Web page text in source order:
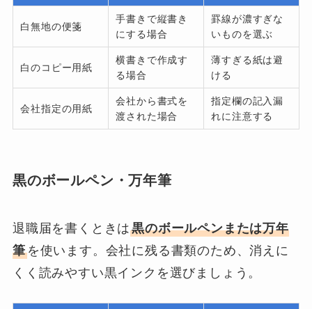
白無地の便箋
手書きで縦書き
にする場合
罫線が濃すぎな
いものを選ぶ
白のコピー用紙
横書きで作成す
る場合
薄すぎる紙は避
ける
会社指定の用紙
会社から書式を
渡された場合
指定欄の記入漏
れに注意する
黒のボールペン・万年筆
退職届を書くときは黒のボールペンまたは万年
筆を使います。会社に残る書類のため、消えに
くく読みやすい黒インクを選びましょう。